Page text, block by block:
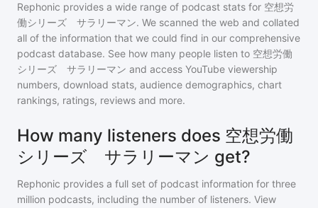
Rephonic provides a wide range of podcast stats for 空想労
働シリーズ サラリーマン. We scanned the web and collated
all of the information that we could find in our comprehensive
podcast database. See how many people listen to 空想労働
シリーズ サラリーマン and access YouTube viewership
numbers, download stats, audience demographics, chart
rankings, ratings, reviews and more.
How many listeners does 空想労働
シリーズ サラリーマン get?
Rephonic provides a full set of podcast information for three
million podcasts, including the number of listeners. View